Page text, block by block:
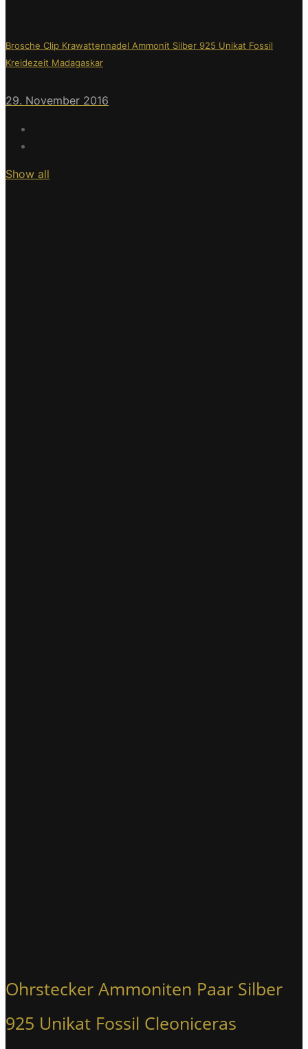
Brosche Clip Krawattennadel Ammonit Silber 925 Unikat Fossil
Kreidezeit Madagaskar
29. November 2016
Show all
Ohrstecker Ammoniten Paar Silber
925 Unikat Fossil Cleoniceras